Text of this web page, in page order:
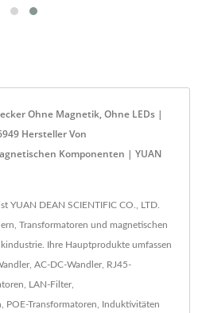
Ohne Magnetik, Ohne LEDs |
Hersteller Von
Komponenten | YUAN
YUAN DEAN SCIENTIFIC CO., LTD.
Transformatoren und magnetischen
Ihre Hauptprodukte umfassen
AC-DC-Wandler, RJ45-
LAN-Filter,
POE-Transformatoren, Induktivitäten